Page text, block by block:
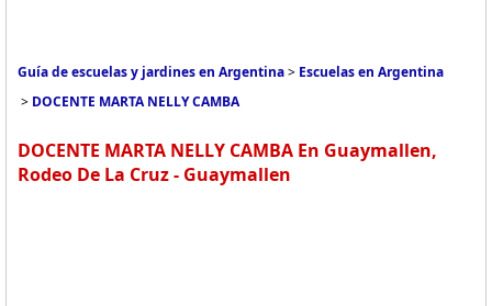
Guía de escuelas y jardines en Argentina> Escuelas en Argentina
> DOCENTE MARTA NELLY CAMBA
DOCENTE MARTA NELLY CAMBA En Guaymallen,
Rodeo De La Cruz - Guaymallen